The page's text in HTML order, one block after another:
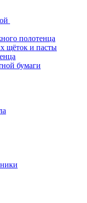
полотенца
щёток и пасты
бумаги